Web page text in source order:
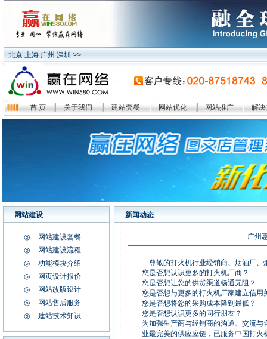
北京 上海 广州 深圳 >>
首 页 关于我们 建站套餐 网站优化 网站推广 解决
网站建设
◎
网站建设套餐
◎
网站建设流程
◎
功能模块介绍
◎
网页设计报价
◎
网站改版设计
◎
网站售后服务
◎
建站技术知识
·
广州惠多广告有限公司
新闻动态
广州
尊敬的打火机行业经销商、烟酒厂、
您是否想认识更多的打火机厂商？
您是否想让您的供货渠道畅通无阻？
您是否想与更多的打火机厂家建立信用
您是否想将您的采购成本降到最低？
您是否想认识更多的同行朋友？
为加强生产商与经销商的沟通、交流
业最完美的供应应链，已服务中国打